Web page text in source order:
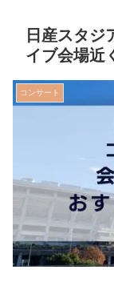
日産スタジ
イブ会場近
コンサート